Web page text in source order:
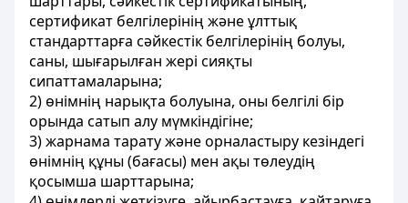
сертификат белгiлерiнiң жәнеұлттық
стандарттарға сәйкестiк белгiлерiнiң болуы,
саны, шығарылған жерi сияқты
сипаттамаларына;
2) өнiмнің нарықта болуына, оны белгiлi бiр
орында сатып алу мүмкiндiгiне;
3) жарнама тарату және орналастыру кезіндегі
өнiмнiң құны (бағасы) мен ақы төлеудiң
қосымша шарттарына;